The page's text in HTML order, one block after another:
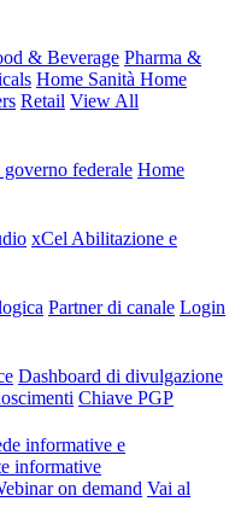
& Beverage Pharma &
Home Sanità Home
Retail View All
governo federale Home
xCel Abilitazione e
Partner di canale Login
Dashboard di divulgazione
Chiave PGP
informative e
informative
on demand Vai al